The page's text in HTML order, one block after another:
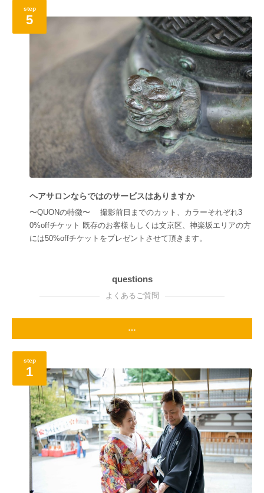
step
5
ヘアサロンならではのサービスはありますか
〜QUONの特徴〜 撮影前日までのカット、カラーそれぞれ3
0%offチケット 既存のお客様もしくは文京区、神楽坂エリアの方
には50%offチケットをプレゼントさせて頂きます。
questions
よくあるご質問
…
step
1